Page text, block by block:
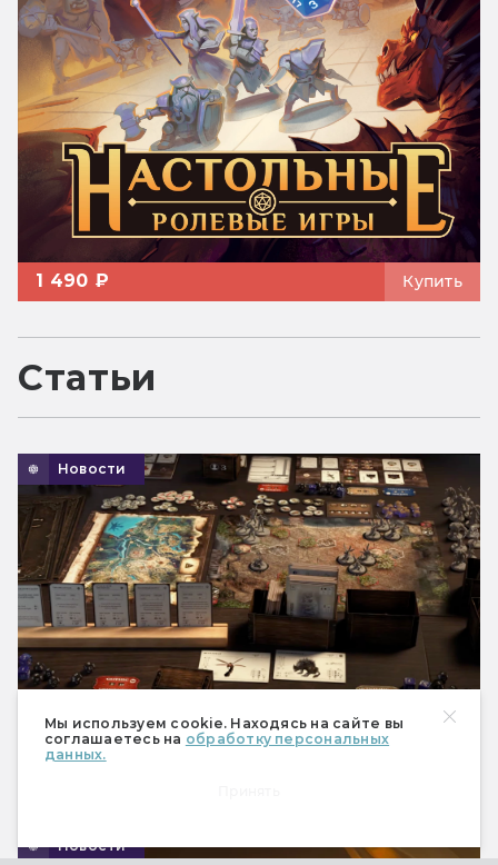
Мы используем cookie. Находясь на сайте вы
соглашаетесь на обработку персональных
данных.
1 490 ₽ Купить
Статьи
Новости
Новости